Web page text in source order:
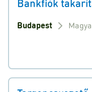
Bankfiók
Budapest